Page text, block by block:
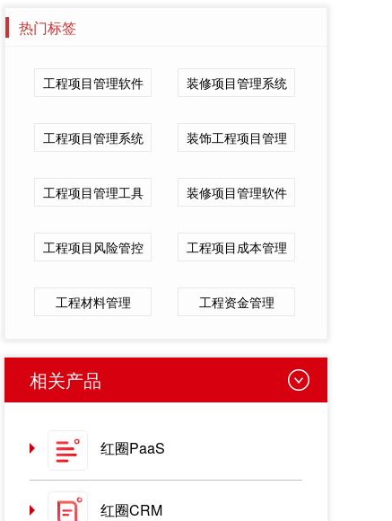
热门标签
工程项目管理软件 装修项目管理系统
工程项目管理系统 装饰工程项目管理
工程项目管理工具 装修项目管理软件
工程项目风险管控 工程项目成本管理
工程材料管理 工程资金管理
相关产品
红圈PaaS
红圈CRM